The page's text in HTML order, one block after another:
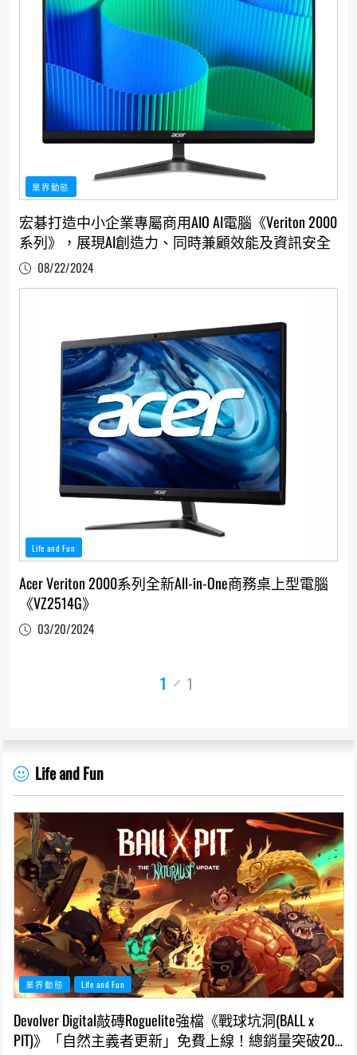
業界動態
宏碁打造中小企業專屬商用AIO AI電腦《Veriton 2000
系列》，展現AI創造力、同時兼顧效能及資訊安全
08/22/2024
Life and Fun
Acer Veriton 2000系列全新All-in-One商務桌上型電腦
《VZ2514G》
03/20/2024
1 1
Life and Fun
業界動態 Life and Fun
Devolver Digital敲磚Roguelite強檔《戰球坑洞(BALL x
PIT)》「自然主義者更新」免費上線！總銷量突破200